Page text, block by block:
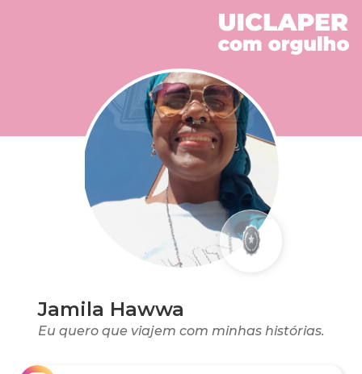
Jamila Hawwa
Eu quero que viajem com minhas histórias.